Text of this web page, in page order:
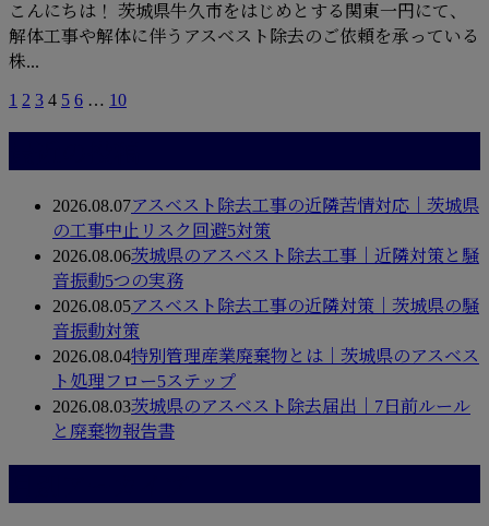
こんにちは！ 茨城県牛久市をはじめとする関東一円にて、
解体工事や解体に伴うアスベスト除去のご依頼を承っている
株...
1 2 3 4 5 6 … 10
2026.08.07アスベスト除去工事の近隣苦情対応｜茨城県
の工事中止リスク回避5対策
2026.08.06茨城県のアスベスト除去工事｜近隣対策と騒
音振動5つの実務
2026.08.05アスベスト除去工事の近隣対策｜茨城県の騒
音振動対策
2026.08.04特別管理産業廃棄物とは｜茨城県のアスベス
ト処理フロー5ステップ
2026.08.03茨城県のアスベスト除去届出｜7日前ルール
と廃棄物報告書